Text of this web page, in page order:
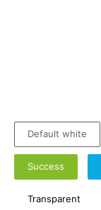
Default white
Success
Transparent